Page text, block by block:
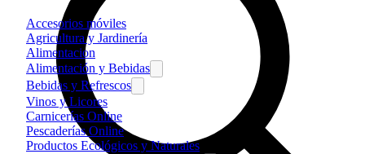
Accesorios móviles
Agricultura y Jardinería
Alimentacion
Alimentación y Bebidas
Bebidas y Refrescos
Vinos y Licores
Carnicerías Online
Pescaderías Online
Productos Ecológicos y Naturales